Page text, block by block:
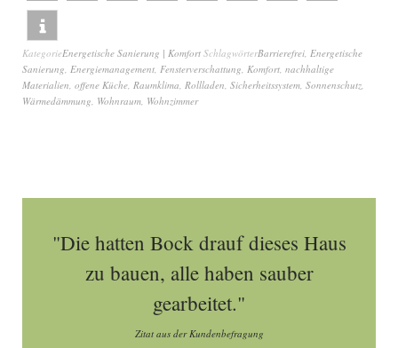
KategorieEnergetische Sanierung | Komfort SchlagwörterBarrierefrei, Energetische
Sanierung, Energiemanagement, Fensterverschattung, Komfort, nachhaltige
Materialien, offene Küche, Raumklima, Rollladen, Sicherheitssystem, Sonnenschutz,
Wärmedämmung, Wohnraum, Wohnzimmer
"Die hatten Bock drauf dieses Haus
zu bauen, alle haben sauber
gearbeitet."
Zitat aus der Kundenbefragung